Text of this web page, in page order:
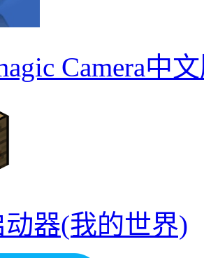
Camera中
动器(我的世界)